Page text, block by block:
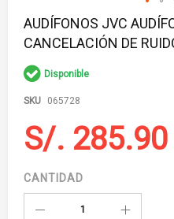
Saltar
comienzo
la
de
AUDÍFONOS JVC
CANCELACIÓN DE
Disponible
SKU 065728
S/. 285.90
CANTIDAD